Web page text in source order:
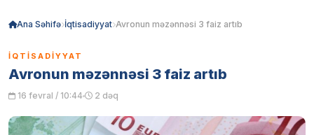
Ana Səhifə İqtisadiyyat Avronun məzənnəsi 3 faiz artıb
İQTISADIYYAT
Avronun məzənnəsi 3 faiz artıb
16 fevral / 10:44 2 dəq